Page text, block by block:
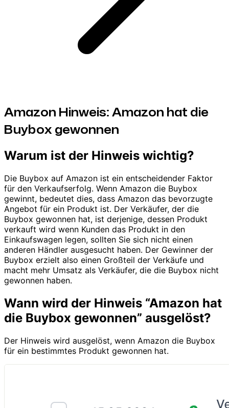
Amazon Hinweis: Amazon hat die
Buybox gewonnen
Warum ist der Hinweis wichtig?
Die Buybox auf Amazon ist ein entscheidender Faktor
für den Verkaufserfolg. Wenn Amazon die Buybox
gewinnt, bedeutet dies, dass Amazon das bevorzugte
Angebot für ein Produkt ist. Der Verkäufer, der die
Buybox gewonnen hat, ist derjenige, dessen Produkt
verkauft wird wenn Kunden das Produkt in den
Einkaufswagen legen, sollten Sie sich nicht einen
anderen Händler ausgesucht haben. Der Gewinner der
Buybox erzielt also einen Großteil der Verkäufe und
macht mehr Umsatz als Verkäufer, die die Buybox nicht
gewonnen haben.
Wann wird der Hinweis “Amazon hat
die Buybox gewonnen” ausgelöst?
Der Hinweis wird ausgelöst, wenn Amazon die Buybox
für ein bestimmtes Produkt gewonnen hat.